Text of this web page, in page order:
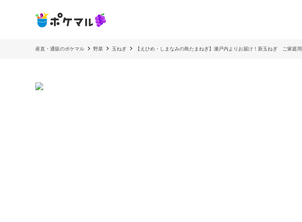
産直・通販のポケマル 野菜 玉ねぎ 【えひめ・しまなみの島たまねぎ】瀬戸内よりお届け！新玉ねぎ ご家庭用